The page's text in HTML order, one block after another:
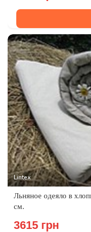
Lintex
Льняное одеяло в
см.
3615 грн